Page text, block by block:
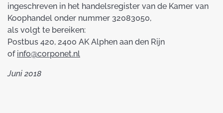
ingeschreven in het handelsregister van de Kamer van
Koophandel onder nummer 32083050,
als volgt te bereiken:
Postbus 420, 2400 AK Alphen aan den Rijn
of info@corponet.nl
Juni 2018